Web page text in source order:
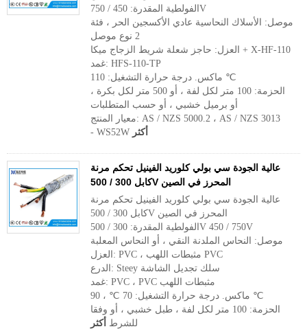
الفولطية المقدرة: 450 / 750V
موصل: الأسلاك النحاسية عادي الأكسجين الحر ، فئة
2 نوع موصل
العزل: حاجز شعلة شريط الزجاج ميكا + X-HF-110
غمد: HFS-110-TP
ماكس. درجة حرارة التشغيل: 110 ℃
الحزمة: 100 متر لكل لفة ، أو 500 متر لكل بكرة ،
أو برميل خشبي ، أو حسب المتطلبات
معيار المنتج: AS / NZS 5000.2 ، AS / NZS 3013
- WS52W أكثر
عالية الجودة سي بولي كلوريد الفينيل تحكم مرنة
كابل 300 / 500V المحرز في الصين
عالية الجودة سي بولي كلوريد الفينيل تحكم مرنة
كابل 300 / 500V المحرز في الصين
الفولطية المقدرة: 300 / 500V 450 / 750V
موصل: النحاس الملدنة النقي ، أو النحاس المعلبة
العزل: PVC ، مثبطات اللهب PVC
الدرع: Steey سلك تجديل الشاشة
غمد: PVC ، PVC مثبطات اللهب
ماكس. درجة حرارة التشغيل: 70 ℃ ، 90 ℃
الحزمة: 100 متر لكل لفة ، طبل خشبي ، أو وفقا
للشرط أكثر